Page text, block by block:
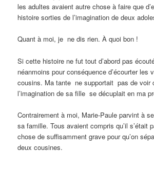
les adultes avaient autre chose à faire que
histoire sorties de l’imagination de deux
Quant à moi, je ne dis rien. À quoi bon !
Si cette histoire ne fut tout d’abord pas
néanmoins pour conséquence d’écourter les
cousins. Ma tante ne supportait pas de voir
l’imagination de sa fille se décuplait en ma
Contrairement à moi, Marie-Paule parvint à
sa famille. Tous avaient compris qu’il s’était
chose de suffisamment grave pour qu’on
deux cousines.